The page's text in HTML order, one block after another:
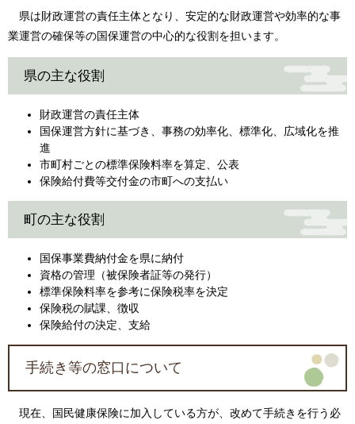
県は財政運営の責任主体となり、安定的な財政運営や効率的な事
業運営の確保等の国保運営の中心的な役割を担います。
県の主な役割
財政運営の責任主体
国保運営方針に基づき、事務の効率化、標準化、広域化を推
進
市町村ごとの標準保険料率を算定、公表
保険給付費等交付金の市町への支払い
町の主な役割
国保事業費納付金を県に納付
資格の管理（被保険者証等の発行）
標準保険料率を参考に保険税率を決定
保険税の賦課、徴収
保険給付の決定、支給
手続き等の窓口について
現在、国民健康保険に加入している方が、改めて手続きを行う必